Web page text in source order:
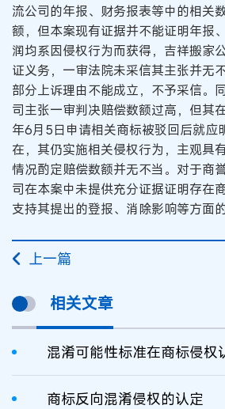
流公司的年报、财务报表等中的相关
额，但本案现有证据并不能证明年报
润均系因侵权行为而获得，吉祥搬家
证义务，一审法院未采信其主张并无
部分上诉理由不能成立，不予采信。
司主张一审判决赔偿数额过高，但其
年6月5日申请相关商标被驳回后就应
在，其仍实施相关侵权行为，主观具
情况酌定赔偿数额并无不当。对于商
司在本案中未提供充分证据证明存在
支持其提出的登报、消除影响等方面
上一篇
相关文章
商标反向混淆侵权的认定